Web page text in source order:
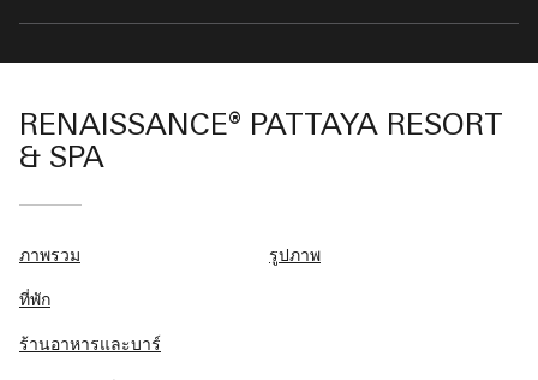
RENAISSANCE® PATTAYA RESORT
& SPA
ภาพรวม
ที่พัก
ร้านอาหารและบาร์
รูปภาพ